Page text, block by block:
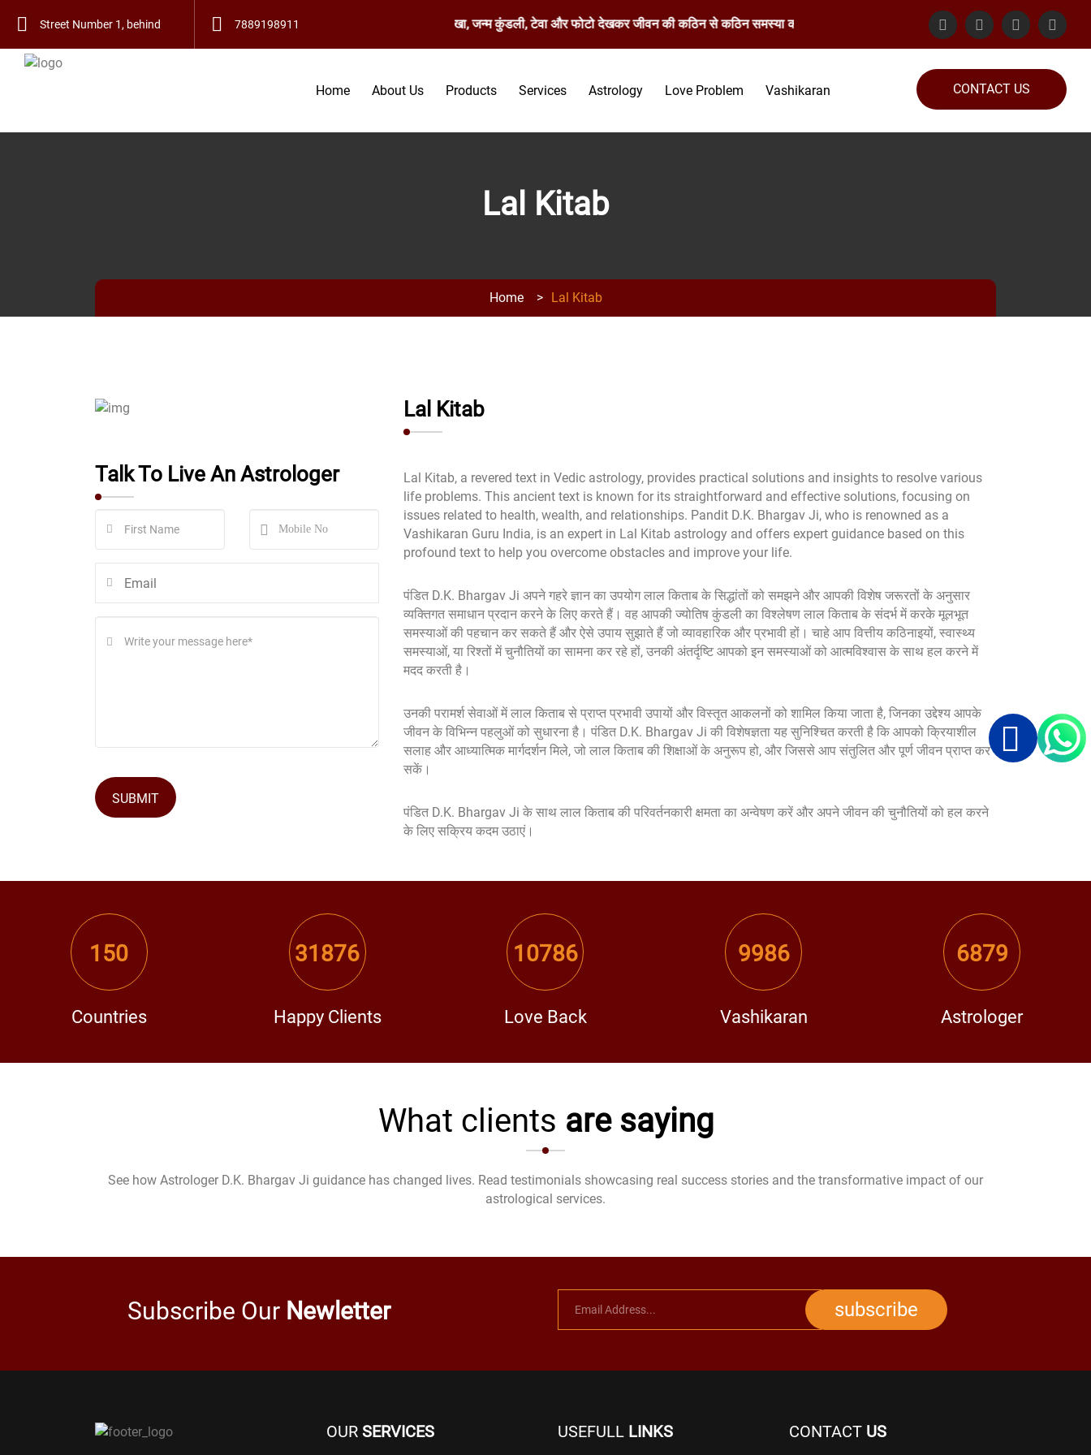
Street Number 1, behind
Bus Stand, Telian Wala
7889198911हमारे यहाँ हस्त रेखा, मस्तिष्क रेखा, जन्म कुंडली, टेवा और फोटो देखकर जीवन की कठिन से कठिन समस्या का समाधान गारंटेड किया जाता है। संपर्क करें: 82889-76363
Home About Us Products Services Astrology Love Problem Vashikaran CONTACT US
Lal Kitab
Home> Lal Kitab
Talk To Live An Astrologer
SUBMIT
Lal Kitab
Lal Kitab, a revered text in Vedic astrology, provides practical solutions and insights to resolve various
life problems. This ancient text is known for its straightforward and effective solutions, focusing on
issues related to health, wealth, and relationships. Pandit D.K. Bhargav Ji, who is renowned as a
Vashikaran Guru India, is an expert in Lal Kitab astrology and offers expert guidance based on this
profound text to help you overcome obstacles and improve your life.
पंडित D.K. Bhargav Ji अपने गहरे ज्ञान का उपयोग लाल किताब के सिद्धांतों को समझने और आपकी विशेष जरूरतों के अनुसार
व्यक्तिगत समाधान प्रदान करने के लिए करते हैं। वह आपकी ज्योतिष कुंडली का विश्लेषण लाल किताब के संदर्भ में करके मूलभूत
समस्याओं की पहचान कर सकते हैं और ऐसे उपाय सुझाते हैं जो व्यावहारिक और प्रभावी हों। चाहे आप वित्तीय कठिनाइयों, स्वास्थ्य
समस्याओं, या रिश्तों में चुनौतियों का सामना कर रहे हों, उनकी अंतर्दृष्टि आपको इन समस्याओं को आत्मविश्वास के साथ हल करने में
मदद करती है।
उनकी परामर्श सेवाओं में लाल किताब से प्राप्त प्रभावी उपायों और विस्तृत आकलनों को शामिल किया जाता है, जिनका उद्देश्य आपके
जीवन के विभिन्न पहलुओं को सुधारना है। पंडित D.K. Bhargav Ji की विशेषज्ञता यह सुनिश्चित करती है कि आपको क्रियाशील
सलाह और आध्यात्मिक मार्गदर्शन मिले, जो लाल किताब की शिक्षाओं के अनुरूप हो, और जिससे आप संतुलित और पूर्ण जीवन प्राप्त कर
सकें।
पंडित D.K. Bhargav Ji के साथ लाल किताब की परिवर्तनकारी क्षमता का अन्वेषण करें और अपने जीवन की चुनौतियों को हल करने
के लिए सक्रिय कदम उठाएं।
150
Countries
31876
Happy Clients
10786
Love Back
9986
Vashikaran
6879
Astrologer
What clients are saying
See how Astrologer D.K. Bhargav Ji guidance has changed lives. Read testimonials showcasing real success stories and the transformative impact of our
astrological services.
Subscribe Our Newletter subscribe
OUR SERVICES USEFULL LINKS CONTACT US